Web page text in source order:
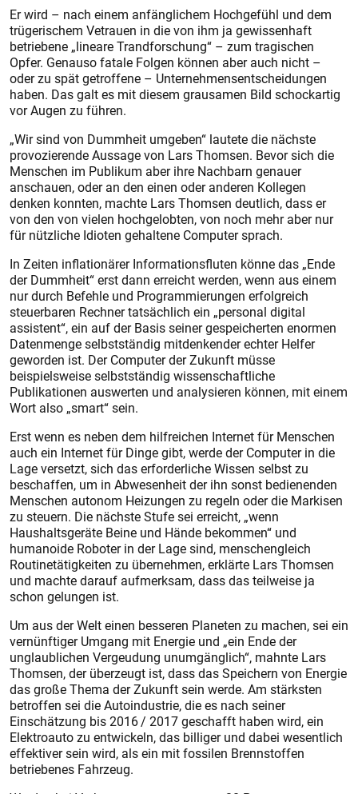
Er wird – nach einem anfänglichem Hochgefühl und dem
trügerischem Vetrauen in die von ihm ja gewissenhaft
betriebene „lineare Trandforschung“ – zum tragischen
Opfer. Genauso fatale Folgen können aber auch nicht –
oder zu spät getroffene – Unternehmensentscheidungen
haben. Das galt es mit diesem grausamen Bild schockartig
vor Augen zu führen.
„Wir sind von Dummheit umgeben“ lautete die nächste
provozierende Aussage von Lars Thomsen. Bevor sich die
Menschen im Publikum aber ihre Nachbarn genauer
anschauen, oder an den einen oder anderen Kollegen
denken konnten, machte Lars Thomsen deutlich, dass er
von den von vielen hochgelobten, von noch mehr aber nur
für nützliche Idioten gehaltene Computer sprach.
In Zeiten inflationärer Informationsfluten könne das „Ende
der Dummheit“ erst dann erreicht werden, wenn aus einem
nur durch Befehle und Programmierungen erfolgreich
steuerbaren Rechner tatsächlich ein „personal digital
assistent“, ein auf der Basis seiner gespeicherten enormen
Datenmenge selbstständig mitdenkender echter Helfer
geworden ist. Der Computer der Zukunft müsse
beispielsweise selbstständig wissenschaftliche
Publikationen auswerten und analysieren können, mit einem
Wort also „smart“ sein.
Erst wenn es neben dem hilfreichen Internet für Menschen
auch ein Internet für Dinge gibt, werde der Computer in die
Lage versetzt, sich das erforderliche Wissen selbst zu
beschaffen, um in Abwesenheit der ihn sonst bedienenden
Menschen autonom Heizungen zu regeln oder die Markisen
zu steuern. Die nächste Stufe sei erreicht, „wenn
Haushaltsgeräte Beine und Hände bekommen“ und
humanoide Roboter in der Lage sind, menschengleich
Routinetätigkeiten zu übernehmen, erklärte Lars Thomsen
und machte darauf aufmerksam, dass das teilweise ja
schon gelungen ist.
Um aus der Welt einen besseren Planeten zu machen, sei ein
vernünftiger Umgang mit Energie und „ein Ende der
unglaublichen Vergeudung unumgänglich“, mahnte Lars
Thomsen, der überzeugt ist, dass das Speichern von Energie
das große Thema der Zukunft sein werde. Am stärksten
betroffen sei die Autoindustrie, die es nach seiner
Einschätzung bis 2016 / 2017 geschafft haben wird, ein
Elektroauto zu entwickeln, das billiger und dabei wesentlich
effektiver sein wird, als ein mit fossilen Brennstoffen
betriebenes Fahrzeug.